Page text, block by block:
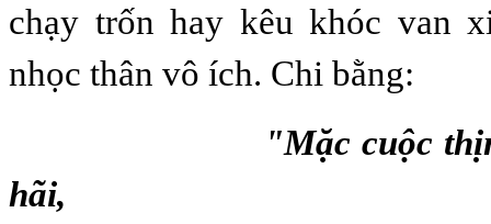
chạy trốn hay kêu khóc van
nhọc thân vô ích. Chi bằng:
"Mặc cuộc thịnh
hãi,